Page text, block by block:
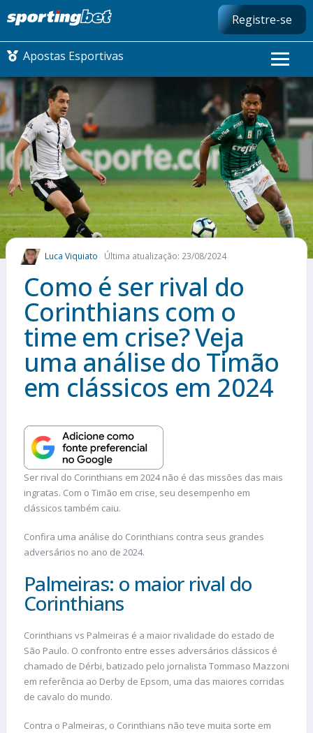
Registre-se
Apostas Esportivas
CONMEBOL LIBERTADORES
FUTEBOL NACIONAL
FUTEBOL INTERNACIONAL
COMO APOSTAR
MAIS ESPORTES
Luca Viquiato Última atualização: 23/08/2024
Como é ser rival do
Corinthians com o
time em crise? Veja
uma análise do Timão
em clássicos em 2024
Ser rival do Corinthians em 2024 não é das missões das mais
ingratas. Com o Timão em crise, seu desempenho em
clássicos também caiu.
Confira uma análise do Corinthians contra seus grandes
adversários no ano de 2024.
Palmeiras: o maior rival do
Corinthians
Corinthians vs Palmeiras é a maior rivalidade do estado de
São Paulo. O confronto entre esses adversários clássicos é
chamado de Dérbi, batizado pelo jornalista Tommaso Mazzoni
em referência ao Derby de Epsom, uma das maiores corridas
de cavalo do mundo.
Contra o Palmeiras, o Corinthians não teve muita sorte em